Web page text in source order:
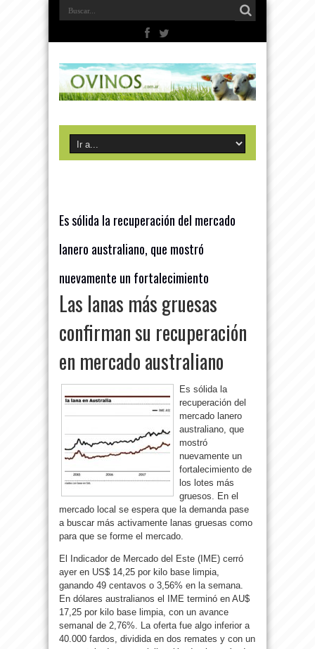
Es sólida la recuperación del mercado
lanero australiano, que mostró
nuevamente un fortalecimiento
Las lanas más gruesas
confirman su recuperación
en mercado australiano
Es sólida la
recuperación del
mercado lanero
australiano, que
mostró
nuevamente un
fortalecimiento de
los lotes más
gruesos. En el
mercado local se espera que la demanda pase
a buscar más activamente lanas gruesas como
para que se forme el mercado.
El Indicador de Mercado del Este (IME) cerró
ayer en US$ 14,25 por kilo base limpia,
ganando 49 centavos o 3,56% en la semana.
En dólares australianos el IME terminó en AU$
17,25 por kilo base limpia, con un avance
semanal de 2,76%. La oferta fue algo inferior a
40.000 fardos, dividida en dos remates y con un